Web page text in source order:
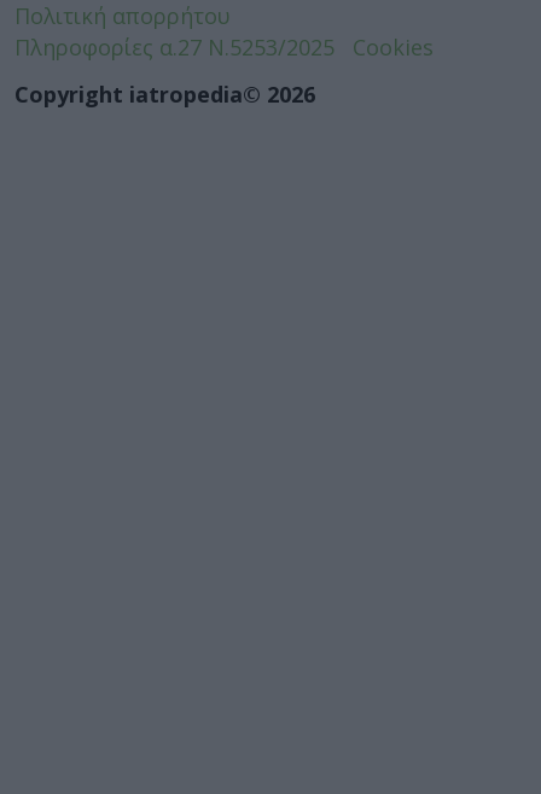
Πολιτική απορρήτου
Πληροφορίες α.27 Ν.5253/2025
Cookies
Copyright iatropedia© 2026